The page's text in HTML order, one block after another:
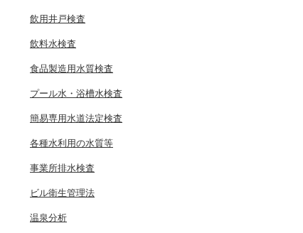
飲用井戸検査
飲料水検査
食品製造用水質検査
プール水・浴槽水検査
簡易専用水道法定検査
各種水利用の水質等
事業所排水検査
ビル衛生管理法
温泉分析